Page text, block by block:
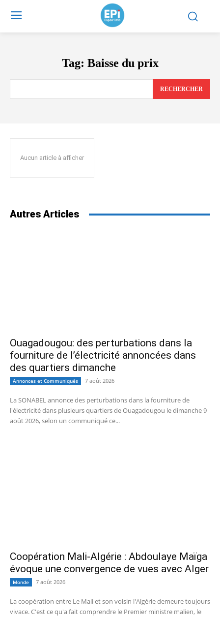
Tag: Baisse du prix
RECHERCHER
Aucun article à afficher
Autres Articles
Ouagadougou: des perturbations dans la
fourniture de l’électricité annoncées dans
des quartiers dimanche
Annonces et Communiqués 7 août 2026
La SONABEL annonce des perturbations dans la fourniture de
l'électricité dans plusieurs quartiers de Ouagadougou le dimanche 9
août 2026, selon un communiqué ce...
Coopération Mali-Algérie : Abdoulaye Maïga
évoque une convergence de vues avec Alger
Monde 7 août 2026
La coopération entre Le Mali et son voisin l'Algérie demeure toujours
vivace. C'est ce qu'a fait comprendre le Premier ministre malien, le